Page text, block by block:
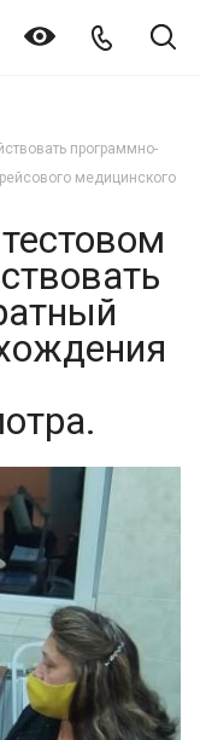
программно-
медицинского